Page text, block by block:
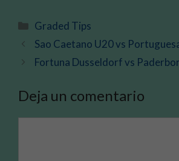
Categorías
Graded Tips
Sao Caetano U20 vs
Fortuna Dusseldorf vs
Deja un comentario